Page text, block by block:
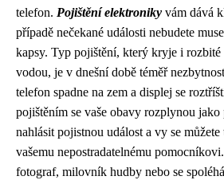
telefon. Pojištění elektroniky vám dává
případě nečekané události nebudete
kapsy. Typ pojištění, který kryje i
vodou, je v dnešní době téměř
telefon spadne na zem a displej se
pojištěním se vaše obavy rozplynou jako
nahlásit pojistnou událost a vy se
vašemu nepostradatelnému
fotograf, milovník hudby nebo se